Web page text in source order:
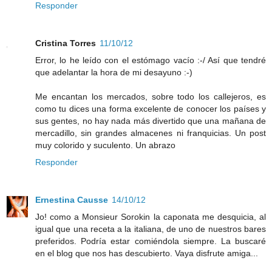
Responder
Cristina Torres 11/10/12
Error, lo he leído con el estómago vacío :-/ Así que tendré
que adelantar la hora de mi desayuno :-)
Me encantan los mercados, sobre todo los callejeros, es
como tu dices una forma excelente de conocer los países y
sus gentes, no hay nada más divertido que una mañana de
mercadillo, sin grandes almacenes ni franquicias. Un post
muy colorido y suculento. Un abrazo
Responder
Ernestina Causse 14/10/12
Jo! como a Monsieur Sorokin la caponata me desquicia, al
igual que una receta a la italiana, de uno de nuestros bares
preferidos. Podría estar comiéndola siempre. La buscaré
en el blog que nos has descubierto. Vaya disfrute amiga...